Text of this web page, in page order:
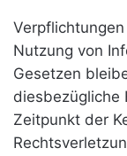
Nutzung von
Gesetzen
diesbezügliche
Zeitpunkt der